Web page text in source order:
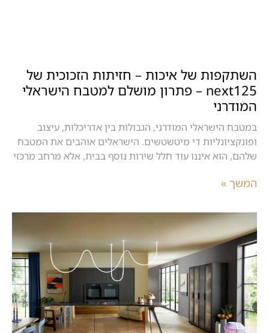
השתקפות של איכות – חזיתות הזכוכית של
next125 – פתרון מושלם למטבח הישראלי
המודרני
במטבח הישראלי המודרני, הגבולות בין אדריכלות, עיצוב
ופונקציונליות די מיטשטשים. הישראלים אוהבים את המטבח
שלהם, הוא איננו עוד חלל שירות נוסף בבית, אלא מרחב מרכזי
המשך »